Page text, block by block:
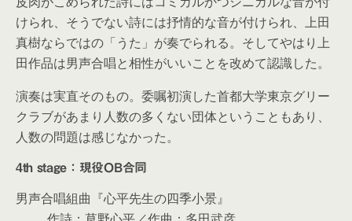
けられ、そうでない詩には抒情的な音が付けられ、上田
真樹ならではの「うた」が奏でられる。そしてやはり上
田作品は男声合唱と相性がいいことを改めて認識した。
演奏は実直そのもの。委嘱初演した首都大学東京グリー
クラブがあまり人数の多くない団体ということもあり、
人数の問題は感じなかった。
4th stage：現役OB合同
男声合唱組曲『心平先生の四季小景』